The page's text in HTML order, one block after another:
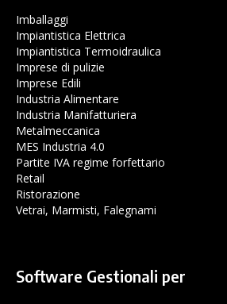
Imballaggi
Impiantistica Elettrica
Impiantistica Termoidraulica
Imprese di pulizie
Imprese Edili
Industria Alimentare
Industria Manifatturiera
Metalmeccanica
MES Industria 4.0
Partite IVA regime forfettario
Retail
Ristorazione
Vetrai, Marmisti, Falegnami
Software Gestionali per